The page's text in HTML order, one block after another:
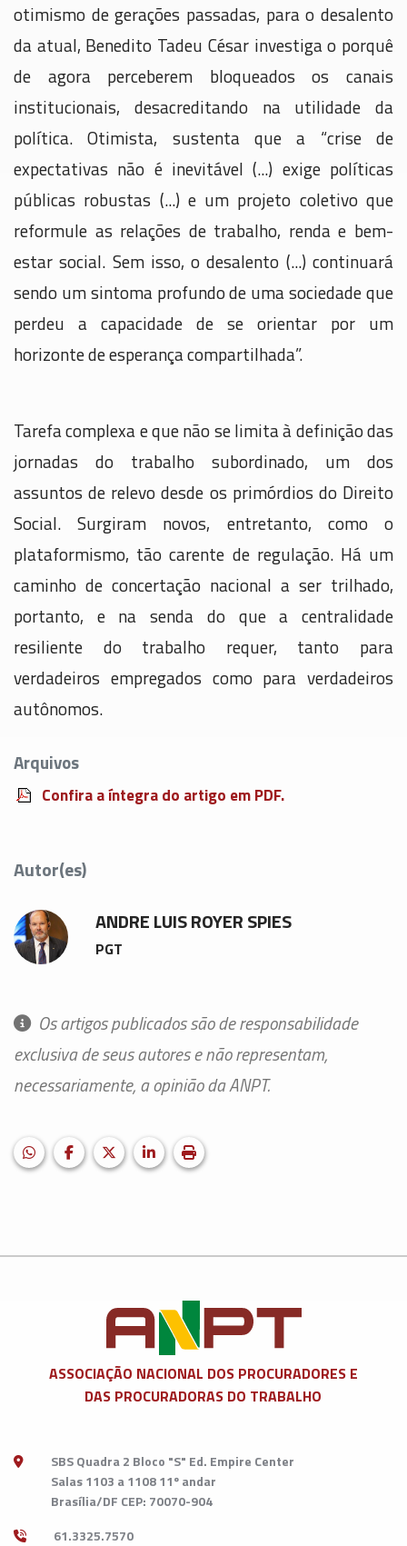
otimismo de gerações passadas, para o desalento
da atual, Benedito Tadeu César investiga o porquê
de agora perceberem bloqueados os canais
institucionais, desacreditando na utilidade da
política. Otimista, sustenta que a “crise de
expectativas não é inevitável (...) exige políticas
públicas robustas (...) e um projeto coletivo que
reformule as relações de trabalho, renda e bem-
estar social. Sem isso, o desalento (...) continuará
sendo um sintoma profundo de uma sociedade que
perdeu a capacidade de se orientar por um
horizonte de esperança compartilhada”.
Tarefa complexa e que não se limita à definição das
jornadas do trabalho subordinado, um dos
assuntos de relevo desde os primórdios do Direito
Social. Surgiram novos, entretanto, como o
plataformismo, tão carente de regulação. Há um
caminho de concertação nacional a ser trilhado,
portanto, e na senda do que a centralidade
resiliente do trabalho requer, tanto para
verdadeiros empregados como para verdadeiros
autônomos.
Arquivos
Confira a íntegra do artigo em PDF.
Autor(es)
ANDRE LUIS ROYER SPIES
PGT
Os artigos publicados são de responsabilidade
exclusiva de seus autores e não representam,
necessariamente, a opinião da ANPT.
Facebook LinkedIn
X (formerly Twitter)
HELIX_ULTIMATE_SHARE_WHATSAPP
Imprimir matéria
ASSOCIAÇÃO NACIONAL DOS PROCURADORES E
DAS PROCURADORAS DO TRABALHO
SBS Quadra 2 Bloco "S" Ed. Empire Center
Salas 1103 a 1108 11º andar
Brasília/DF CEP: 70070-904
61.3325.7570